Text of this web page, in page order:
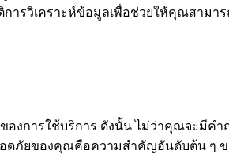
ารวิเคราะห์ข้อมูลเพื่อช่วยให้คุณสาม
ารใช้บริการ ดังนั้น ไม่ว่าคุณจะมีคำถ
ดภัยของคุณคือความสำคัญอันดับต้น ๆ